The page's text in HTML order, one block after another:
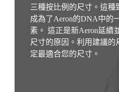
三種按比例的尺寸。這種
成為了Aeron的DNA中的
素。 這正是新Aeron延續
尺寸的原因。利用建議的
定最適合您的尺寸。